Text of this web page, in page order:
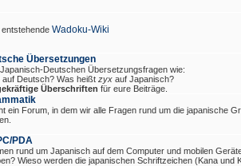
Wadoku-Wiki
Übersetzungen
Deutschen Übersetzungsfragen wie:
auf Deutsch? Was heißt zyx auf Japanisch?
Überschriften für eure Beiträge.
ein Forum, in dem wir alle Fragen rund um die japanische
PDA
rund um Japanisch auf dem Computer und mobilen
Wieso werden die japanischen Schriftzeichen (Kana und